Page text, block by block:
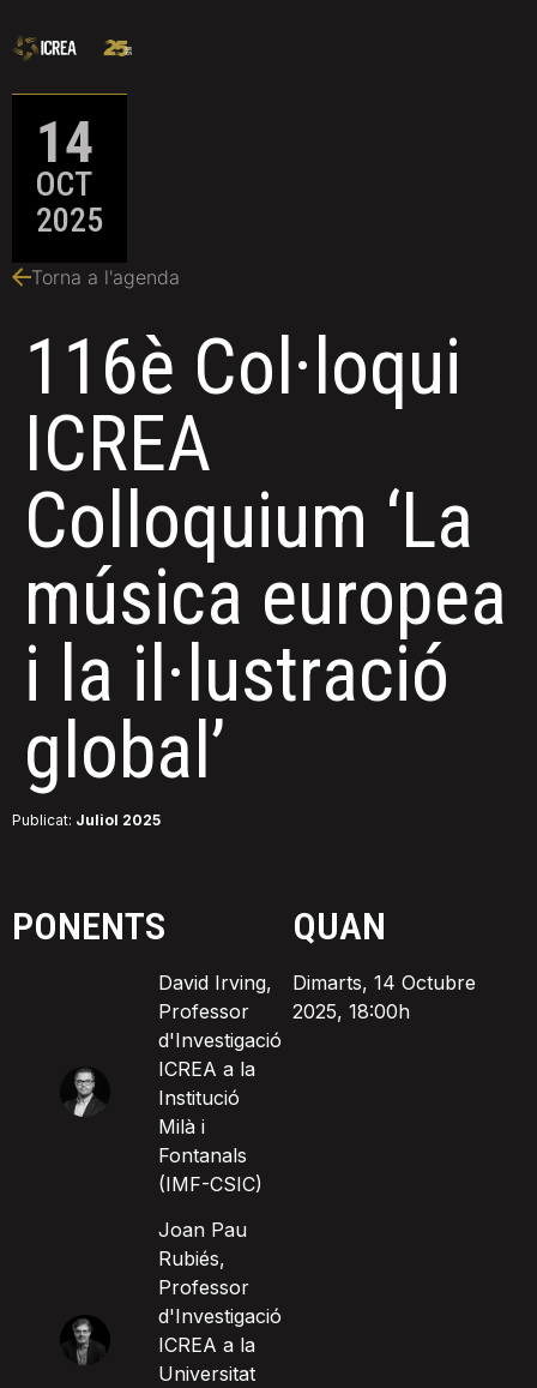
14
OCT
2025
Torna a l'agenda
116è Col·loqui
ICREA
Colloquium ‘La
música europea
i la il·lustració
global’
Publicat: Juliol 2025
PONENTS
David Irving,
Professor
d'Investigació
ICREA a la
Institució
Milà i
Fontanals
(IMF-CSIC)
Joan Pau
Rubiés,
Professor
d'Investigació
ICREA a la
Universitat
QUAN
Dimarts, 14 Octubre
2025, 18:00h